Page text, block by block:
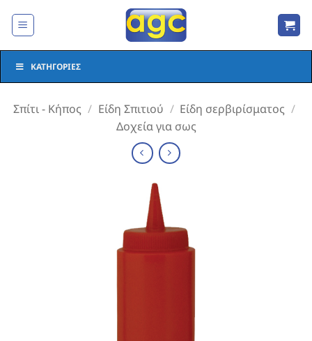
στο
ΚΑΤΗΓΟΡΊΕΣ
Σπίτι - Κήπος / Είδη Σπιτιού / Είδη σερβιρίσματος /
Δοχεία για σως